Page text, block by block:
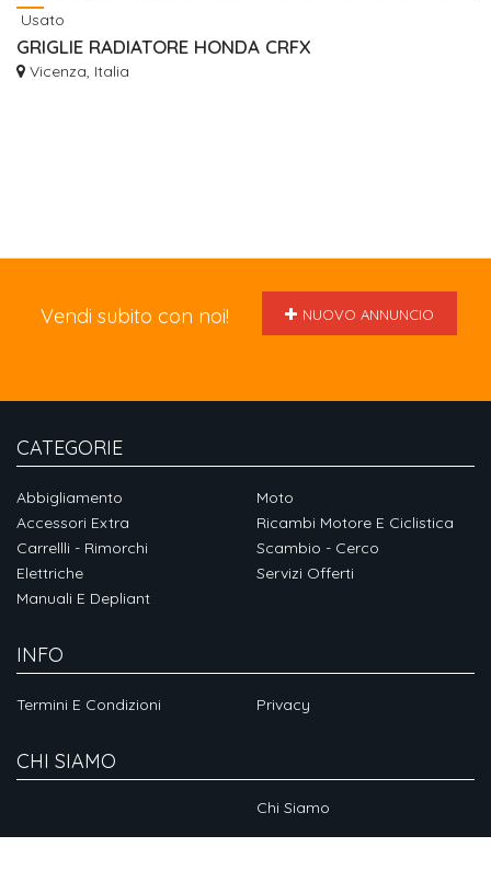
Usato
GRIGLIE RADIATORE HONDA CRFX
Vicenza, Italia
Vendi subito con noi! NUOVO ANNUNCIO
CATEGORIE
Abbigliamento
Accessori Extra
Carrellli - Rimorchi
Elettriche
Manuali E Depliant
Moto
Ricambi Motore E Ciclistica
Scambio - Cerco
Servizi Offerti
INFO
Termini E Condizioni Privacy
CHI SIAMO
Chi Siamo